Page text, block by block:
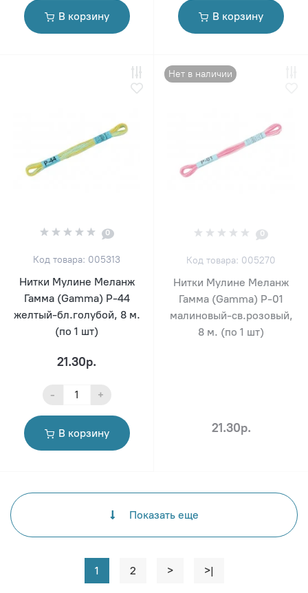
В корзину В корзину
0
Код товара: 005313
Нитки Мулине Меланж
Гамма (Gamma) Р-44
желтый-бл.голубой, 8 м.
(по 1 шт)
21.30р.
- +
В корзину
Нет в наличии
0
Код товара: 005270
Нитки Мулине Меланж
Гамма (Gamma) P-01
малиновый-св.розовый,
8 м. (по 1 шт)
21.30р.
Показать еще
1 2 > >|